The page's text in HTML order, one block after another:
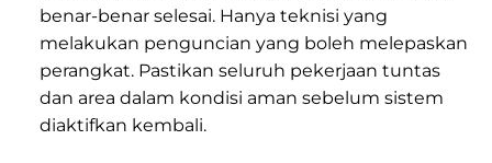
benar-benar selesai. Hanya teknisi yang
melakukan penguncian yang boleh melepaskan
perangkat. Pastikan seluruh pekerjaan tuntas
dan area dalam kondisi aman sebelum sistem
diaktifkan kembali.